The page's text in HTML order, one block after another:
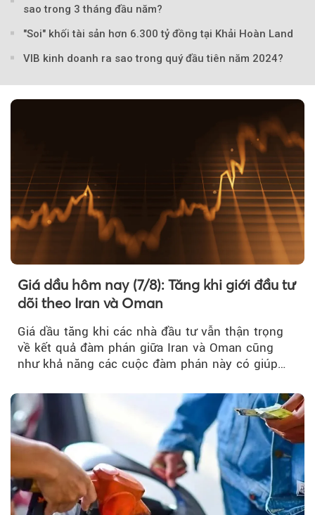
sao trong 3 tháng đầu năm?
"Soi" khối tài sản hơn 6.300 tỷ đồng tại Khải Hoàn Land
VIB kinh doanh ra sao trong quý đầu tiên năm 2024?
Giá dầu hôm nay (7/8): Tăng khi giới đầu tư
dõi theo Iran và Oman
Giá dầu tăng khi các nhà đầu tư vẫn thận trọng
về kết quả đàm phán giữa Iran và Oman cũng
như khả năng các cuộc đàm phán này có giúp
Hormuz hay không.